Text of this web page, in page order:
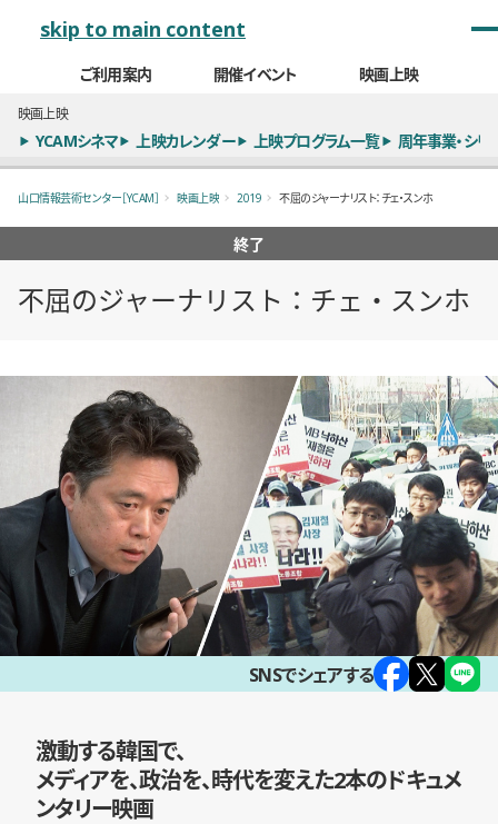
skip to main content
ご利用案内 開催イベント 映画上映
映画上映
YCAMシネマ 上映カレンダー 上映プログラム一覧 周年事業・シリ
山口情報芸術センター［YCAM］ 映画上映 2019 不屈のジャーナリスト：チェ・スンホ
終了
不屈のジャーナリスト：チェ・スンホ
SNSでシェアする
激動する韓国で、
メディアを、政治を、時代を変えた2本のドキュメ
ンタリー映画